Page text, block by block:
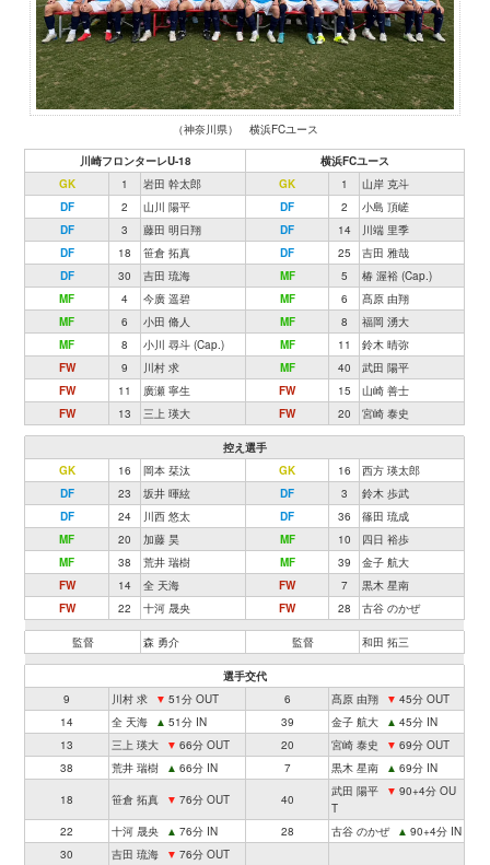
（神奈川県） 横浜FCユース
川崎フロンターレU-18
横浜FCユース
GK
1 岩田 幹太郎 GK 1
山岸 克斗
DF
2 山川 陽平 DF 2
小島 頂嵯
DF
3 藤田 明日翔 DF 14
川端 里季
DF
18 笹倉 拓真 DF 25
吉田 雅哉
DF
30 吉田 琉海 MF 5
椿 渥裕 (Cap.)
MF
4 今廣 遥碧 MF 6
髙原 由翔
MF
6 小田 脩人 MF 8
福岡 湧大
MF
8 小川 尋斗 (Cap.) MF 11
鈴木 晴弥
FW
9 川村 求 MF 40
武田 陽平
FW
11 廣瀬 寧生 FW 15
山崎 善士
FW
13 三上 瑛大 FW 20 宮崎 泰史
控え選手
GK
16 岡本 栞汰 GK 16
西方 瑛太郎
DF
23 坂井 暉絃 DF 3
鈴木 歩武
DF
24 川西 悠太 DF 36
篠田 琉成
MF
20 加藤 昊 MF 10
四日 裕歩
MF
38 荒井 瑞樹 MF 39
金子 航大
FW
14 全 天海 FW 7
黒木 星南
FW
22 十河 晟央 FW 28 古谷 のかぜ
監督 森 勇介 監督 和田 拓三
選手交代
9
川村 求 ▼ 51分 OUT 6 髙原 由翔 ▼ 45分 OUT
14
全 天海 ▲ 51分 IN 39 金子 航大 ▲ 45分 IN
13
三上 瑛大 ▼ 66分 OUT 20 宮崎 泰史 ▼ 69分 OUT
38
荒井 瑞樹 ▲ 66分 IN 7 黒木 星南 ▲ 69分 IN
18 笹倉 拓真 ▼ 76分 OUT 40
武田 陽平 ▼ 90+4分 OU
T
22
十河 晟央 ▲ 76分 IN 28 古谷 のかぜ ▲ 90+4分 IN
30
吉田 琉海 ▼ 76分 OUT